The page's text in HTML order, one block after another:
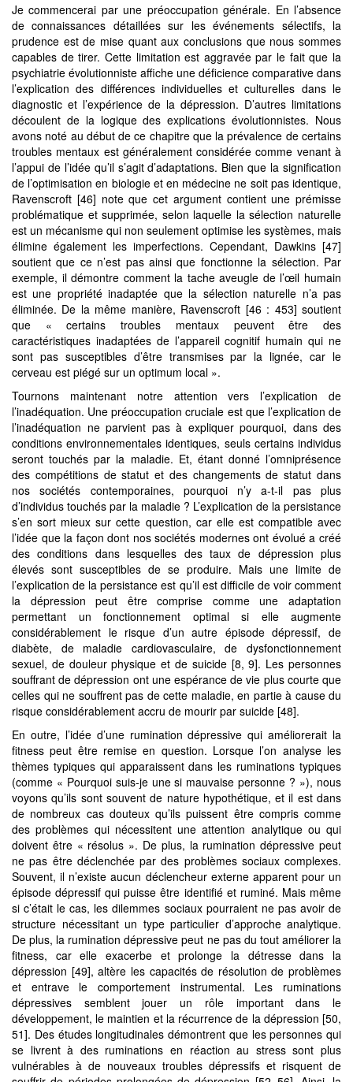
Je commencerai par une préoccupation générale. En l’absence
de connaissances détaillées sur les événements sélectifs, la
prudence est de mise quant aux conclusions que nous sommes
capables de tirer. Cette limitation est aggravée par le fait que la
psychiatrie évolutionniste affiche une déficience comparative dans
l’explication des différences individuelles et culturelles dans le
diagnostic et l’expérience de la dépression. D’autres limitations
découlent de la logique des explications évolutionnistes. Nous
avons noté au début de ce chapitre que la prévalence de certains
troubles mentaux est généralement considérée comme venant à
l’appui de l’idée qu’il s’agit d’adaptations. Bien que la signification
de l’optimisation en biologie et en médecine ne soit pas identique,
Ravenscroft [46] note que cet argument contient une prémisse
problématique et supprimée, selon laquelle la sélection naturelle
est un mécanisme qui non seulement optimise les systèmes, mais
élimine également les imperfections. Cependant, Dawkins [47]
soutient que ce n’est pas ainsi que fonctionne la sélection. Par
exemple, il démontre comment la tache aveugle de l’œil humain
est une propriété inadaptée que la sélection naturelle n’a pas
éliminée. De la même manière, Ravenscroft [46 : 453] soutient
que « certains troubles mentaux peuvent être des
caractéristiques inadaptées de l’appareil cognitif humain qui ne
sont pas susceptibles d’être transmises par la lignée, car le
cerveau est piégé sur un optimum local ».
Tournons maintenant notre attention vers l’explication de
l’inadéquation. Une préoccupation cruciale est que l’explication de
l’inadéquation ne parvient pas à expliquer pourquoi, dans des
conditions environnementales identiques, seuls certains individus
seront touchés par la maladie. Et, étant donné l’omniprésence
des compétitions de statut et des changements de statut dans
nos sociétés contemporaines, pourquoi n’y a-t-il pas plus
d’individus touchés par la maladie ? L’explication de la persistance
s’en sort mieux sur cette question, car elle est compatible avec
l’idée que la façon dont nos sociétés modernes ont évolué a créé
des conditions dans lesquelles des taux de dépression plus
élevés sont susceptibles de se produire. Mais une limite de
l’explication de la persistance est qu’il est difficile de voir comment
la dépression peut être comprise comme une adaptation
permettant un fonctionnement optimal si elle augmente
considérablement le risque d’un autre épisode dépressif, de
diabète, de maladie cardiovasculaire, de dysfonctionnement
sexuel, de douleur physique et de suicide [8, 9]. Les personnes
souffrant de dépression ont une espérance de vie plus courte que
celles qui ne souffrent pas de cette maladie, en partie à cause du
risque considérablement accru de mourir par suicide [48].
En outre, l’idée d’une rumination dépressive qui améliorerait la
fitness peut être remise en question. Lorsque l’on analyse les
thèmes typiques qui apparaissent dans les ruminations typiques
(comme « Pourquoi suis-je une si mauvaise personne ? »), nous
voyons qu’ils sont souvent de nature hypothétique, et il est dans
de nombreux cas douteux qu’ils puissent être compris comme
des problèmes qui nécessitent une attention analytique ou qui
doivent être « résolus ». De plus, la rumination dépressive peut
ne pas être déclenchée par des problèmes sociaux complexes.
Souvent, il n’existe aucun déclencheur externe apparent pour un
épisode dépressif qui puisse être identifié et ruminé. Mais même
si c’était le cas, les dilemmes sociaux pourraient ne pas avoir de
structure nécessitant un type particulier d’approche analytique.
De plus, la rumination dépressive peut ne pas du tout améliorer la
fitness, car elle exacerbe et prolonge la détresse dans la
dépression [49], altère les capacités de résolution de problèmes
et entrave le comportement instrumental. Les ruminations
dépressives semblent jouer un rôle important dans le
développement, le maintien et la récurrence de la dépression [50,
51]. Des études longitudinales démontrent que les personnes qui
se livrent à des ruminations en réaction au stress sont plus
vulnérables à de nouveaux troubles dépressifs et risquent de